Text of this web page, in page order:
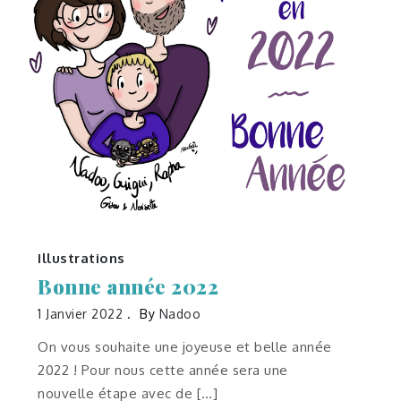
Illustrations
Bonne année 2022
1 Janvier 2022 By Nadoo
On vous souhaite une joyeuse et belle année
2022 ! Pour nous cette année sera une
nouvelle étape avec de […]